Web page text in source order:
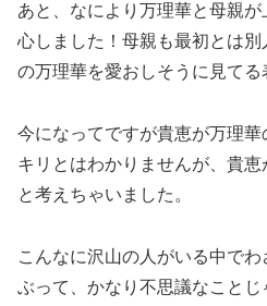
あと、なにより万理華と母親
心しました！母親も最初とは
の万理華を愛おしそうに見てる
今になってですが貴恵が万理
キリとはわかりませんが、貴
と考えちゃいました。
こんなに沢山の人がいる中で
ぶって、かなり不思議なこと